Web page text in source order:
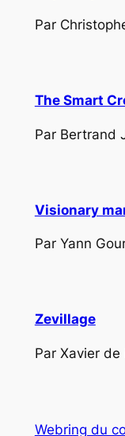
Par
The Smart
Par Bertrand
Visionary
Par Yann
Zevillage
Par Xavier de
Webring du